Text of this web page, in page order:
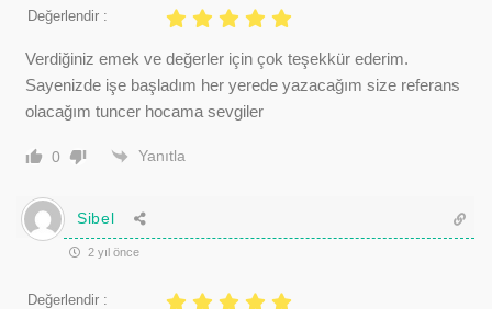
Değerlendir :
Verdiğiniz emek ve değerler için çok teşekkür ederim.
Sayenizde işe başladım her yerede yazacağım size referans
olacağım tuncer hocama sevgiler
0 Yanıtla
Sibel
2 yıl önce
Değerlendir :